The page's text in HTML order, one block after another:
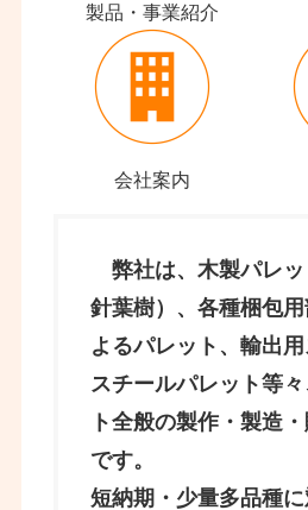
製品・事業紹介
会社案内
弊社は、木製パレッ
針葉樹）、各種梱包
よるパレット、輸出用
スチールパレット等
ト全般の製作・製造
です。
短納期・少量多品種